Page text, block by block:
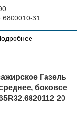
31
Газель
боковое
20